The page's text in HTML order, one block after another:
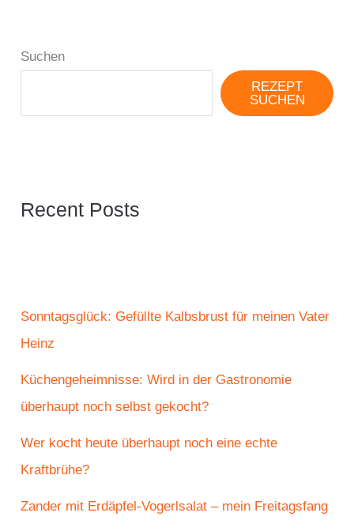
Suchen
REZEPT
SUCHEN
Recent Posts
Sonntagsglück: Gefüllte Kalbsbrust für meinen Vater
Heinz
Küchengeheimnisse: Wird in der Gastronomie
überhaupt noch selbst gekocht?
Wer kocht heute überhaupt noch eine echte
Kraftbrühe?
Zander mit Erdäpfel-Vogerlsalat – mein Freitagsfang